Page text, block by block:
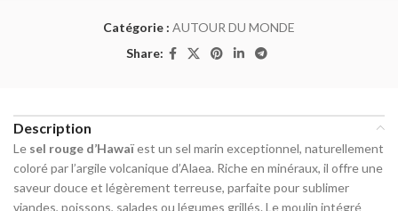
Catégorie : AUTOUR DU MONDE
Share:
Description
Le sel rouge d’Hawaïest un sel marin exceptionnel, naturellement
coloré par l’argile volcanique d’Alaea. Riche en minéraux, il offre une
saveur douce et légèrement terreuse, parfaite pour sublimer
viandes, poissons, salades ou légumes grillés. Le moulin intégré